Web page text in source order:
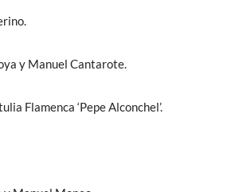
y Manuel Cantarote.
Flamenca ‘Pepe Alconchel’.